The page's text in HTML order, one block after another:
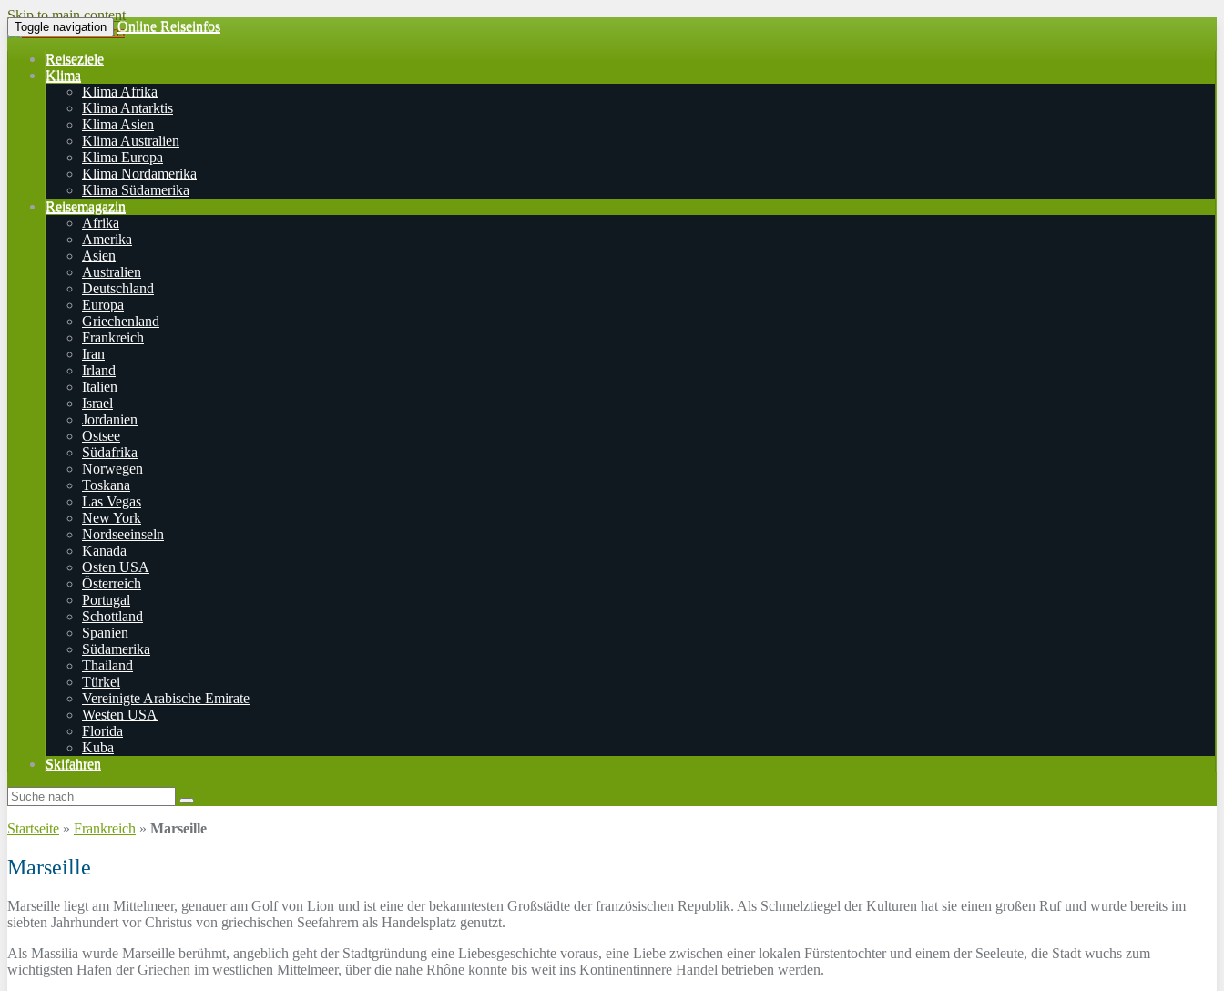
Skip to main content
Toggle navigation Online Reiseinfos
Reiseziele
Klima
Klima Afrika
Klima Antarktis
Klima Asien
Klima Australien
Klima Europa
Klima Nordamerika
Klima Südamerika
Reisemagazin
Afrika
Amerika
Asien
Australien
Deutschland
Europa
Griechenland
Frankreich
Iran
Irland
Italien
Israel
Jordanien
Ostsee
Südafrika
Norwegen
Toskana
Las Vegas
New York
Nordseeinseln
Kanada
Osten USA
Österreich
Portugal
Schottland
Spanien
Südamerika
Thailand
Türkei
Vereinigte Arabische Emirate
Westen USA
Florida
Kuba
Skifahren
Startseite » Frankreich » Marseille
Marseille
Marseille liegt am Mittelmeer, genauer am Golf von Lion und ist eine der bekanntesten Großstädte der französischen Republik. Als Schmelztiegel der Kulturen hat sie einen großen Ruf und wurde bereits im
siebten Jahrhundert vor Christus von griechischen Seefahrern als Handelsplatz genutzt.
Als Massilia wurde Marseille berühmt, angeblich geht der Stadtgründung eine Liebesgeschichte voraus, eine Liebe zwischen einer lokalen Fürstentochter und einem der Seeleute, die Stadt wuchs zum
wichtigsten Hafen der Griechen im westlichen Mittelmeer, über die nahe Rhône konnte bis weit ins Kontinentinnere Handel betrieben werden.